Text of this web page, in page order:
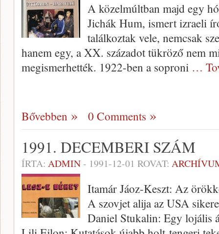
A közelmúltban majd egy
Jichák Hum, ismert izraeli
találkoztak vele, nem­csak
hanem egy, a XX. századot tükröző nem
megismerhették. 1922-ben a soproni …
Bővebben 0 Comments
1991. DECEMBERI SZÁM
ÍRTA: ADMIN- 1991-12-01 ROVAT:
Itamár Jáoz-Keszt: Az
A szovjet alija az USA
Daniel Stukalin: Egy lojális